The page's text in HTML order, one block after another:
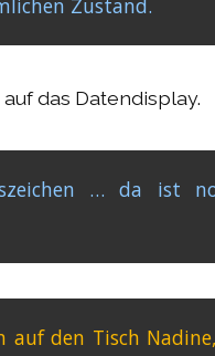
Zustand.
das Datendisplay.
… da ist
auf den Tisch